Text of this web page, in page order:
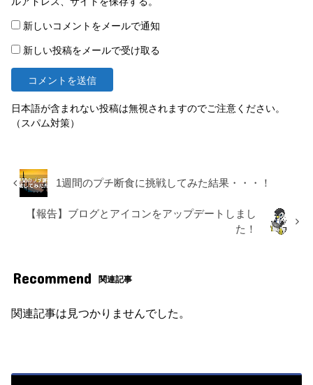
新しいコメントをメールで通知
新しい投稿をメールで受け取る
日本語が含まれない投稿は無視されますのでご注意ください。
（スパム対策）
1週間のプチ断食に挑戦してみた結果・・・！
【報告】ブログとアイコンをアップデートしまし
た！
Recommend 関連記事
関連記事は見つかりませんでした。